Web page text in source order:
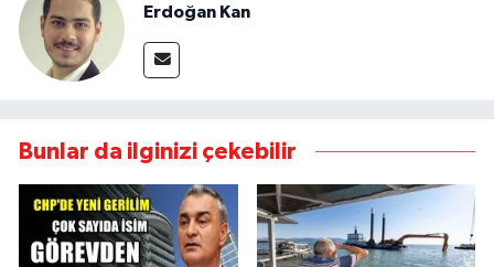
Erdoğan Kan
Bunlar da ilginizi çekebilir